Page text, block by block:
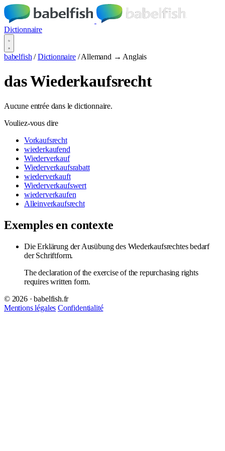
Dictionnaire
babelfish / Dictionnaire / Allemand → Anglais
das Wiederkaufsrecht
Aucune entrée dans le dictionnaire.
Vouliez-vous dire
Vorkaufsrecht
wiederkaufend
Wiederverkauf
Wiederverkaufsrabatt
wiederverkauft
Wiederverkaufswert
wiederverkaufen
Alleinverkaufsrecht
Exemples en contexte
Die Erklärung der Ausübung des Wiederkaufsrechtes bedarf
der Schriftform.
The declaration of the exercise of the repurchasing rights
requires written form.
© 2026 · babelfish.fr
Mentions légales Confidentialité